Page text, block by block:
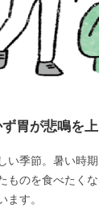
胃が悲鳴を
い季節。暑い時
ものを食べたく
ます。